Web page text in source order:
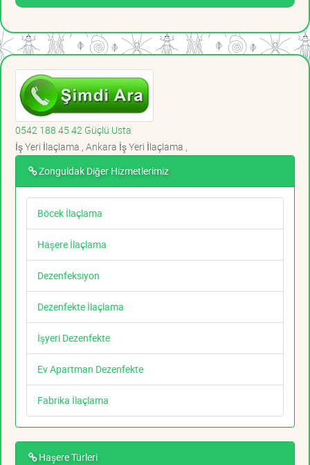
0542 188 45 42 Güçlü Usta
İş Yeri İlaçlama , Ankara İş Yeri İlaçlama ,
Zonguldak Diğer Hizmetlerimiz
Böcek İlaçlama
Haşere İlaçlama
Dezenfeksiyon
Dezenfekte İlaçlama
İşyeri Dezenfekte
Ev Apartman Dezenfekte
Fabrika İlaçlama
Haşere Türleri